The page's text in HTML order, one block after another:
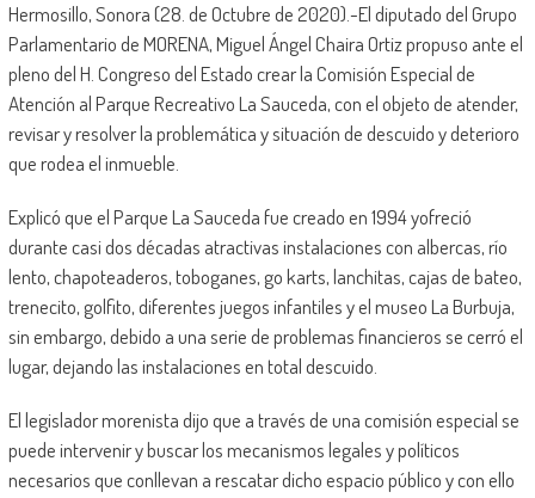
Hermosillo, Sonora (28. de Octubre de 2020).-El diputado del Grupo
Parlamentario de MORENA, Miguel Ángel Chaira Ortiz propuso ante el
pleno del H. Congreso del Estado crear la Comisión Especial de
Atención al Parque Recreativo La Sauceda, con el objeto de atender,
revisar y resolver la problemática y situación de descuido y deterioro
que rodea el inmueble.
Explicó que el Parque La Sauceda fue creado en 1994 yofreció
durante casi dos décadas atractivas instalaciones con albercas, río
lento, chapoteaderos, toboganes, go karts, lanchitas, cajas de bateo,
trenecito, golfito, diferentes juegos infantiles y el museo La Burbuja,
sin embargo, debido a una serie de problemas financieros se cerró el
lugar, dejando las instalaciones en total descuido.
El legislador morenista dijo que a través de una comisión especial se
puede intervenir y buscar los mecanismos legales y políticos
necesarios que conllevan a rescatar dicho espacio público y con ello